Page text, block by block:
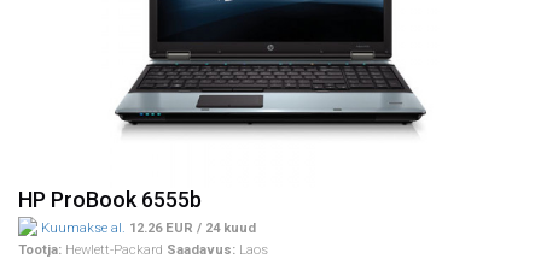
HP ProBook 6555b
Kuumakse al. 12.26 EUR / 24 kuud
Tootja: Hewlett-Packard Saadavus: Laos